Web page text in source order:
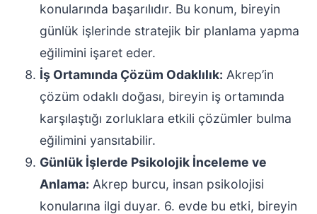
konularında başarılıdır. Bu konum, bireyin
günlük işlerinde stratejik bir planlama yapma
eğilimini işaret eder.
İş Ortamında Çözüm Odaklılık: Akrep’in
çözüm odaklı doğası, bireyin iş ortamında
karşılaştığı zorluklara etkili çözümler bulma
eğilimini yansıtabilir.
Günlük İşlerde Psikolojik İnceleme ve
Anlama: Akrep burcu, insan psikolojisi
konularına ilgi duyar. 6. evde bu etki, bireyin